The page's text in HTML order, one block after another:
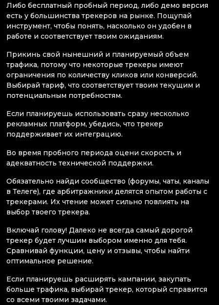
Либо бесплатный пробный период, либо демо версия
есть у большинства трекеров на рынке. Пощупай
инструмент, чтобы понять, насколько он удобен в
работе и соответствует твоим ожиданиям.
Прикинь свой нынешний и планируемый объем
трафика, потому что некоторые трекеры имеют
ограничения по количеству кликов или конверсий.
Выбирай тариф, что соответствует твоим текущим и
потенциальным потребностям.
Если планируешь использовать сразу несколько
рекламных платформ, убедись, что трекер
поддерживает их интеграцию.
Во время пробного периода оцени скорость и
адекватность технической поддержки.
Обязательно найди сообщество (форумы, чаты, каналы
в Телеге), где арбитражники делятся опытом работы с
трекерами. Их чтение может сильно повлиять на
выбор твоего трекера.
Включай голову! Далеко не всегда самый дорогой
трекер будет лучшим выбором именно для тебя.
Сравнивай функции, цену и отзывы, чтобы найти
оптимальное решение.
Если планируешь расширять кампании, закупать
больше трафика, выбирай трекер, который справится
со всеми твоими задачами.